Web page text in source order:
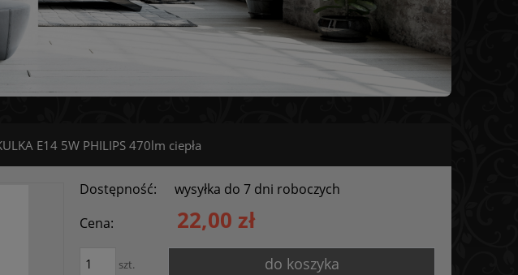
E14 5W PHILIPS 470lm ciepła
Dostępność:
wysyłka do 7 dni roboczych
Cena:
22,00 zł
szt. do koszyka